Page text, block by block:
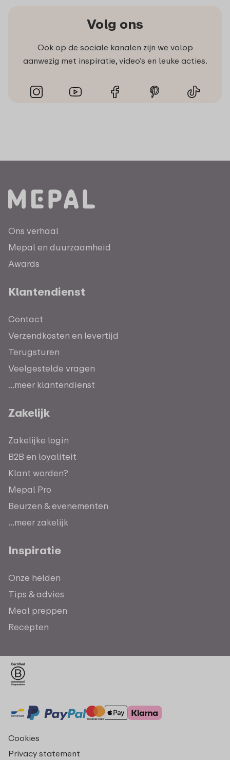
Volg ons
Ook op de sociale kanalen zijn we volop
aanwezig met inspiratie, video’s en leuke acties.
Ons verhaal
Mepal en duurzaamheid
Awards
Klantendienst
Contact
Verzendkosten en levertijd
Terugsturen
Veelgestelde vragen
...meer klantendienst
Zakelijk
Zakelijke login
B2B en loyaliteit
Klant worden?
Mepal Pro
Beurzen & evenementen
...meer zakelijk
Inspiratie
Onze helden
Tips & advies
Meal preppen
Recepten
Cookies
Privacy statement